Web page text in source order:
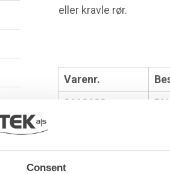
Consent
eller kravle rør.
Varenr.
9610600
9611000